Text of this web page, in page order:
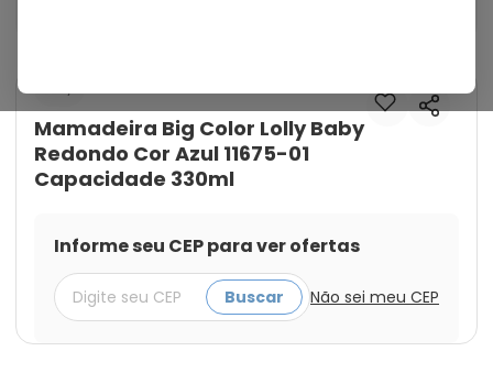
Mamadeira Big Color Lolly Baby
Redondo Cor Azul 11675-01
Capacidade 330ml
Informe seu CEP para ver ofertas
Buscar Não sei meu CEP